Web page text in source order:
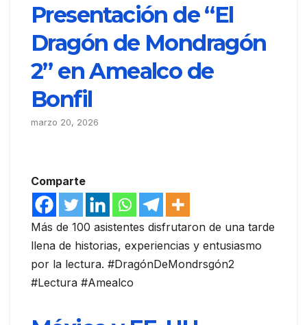
Presentación de “El
Dragón de Mondragón
2” en Amealco de
Bonfil
marzo 20, 2026
Comparte
Más de 100 asistentes disfrutaron de una tarde
llena de historias, experiencias y entusiasmo
por la lectura. #DragónDeMondrsgón2
#Lectura #Amealco